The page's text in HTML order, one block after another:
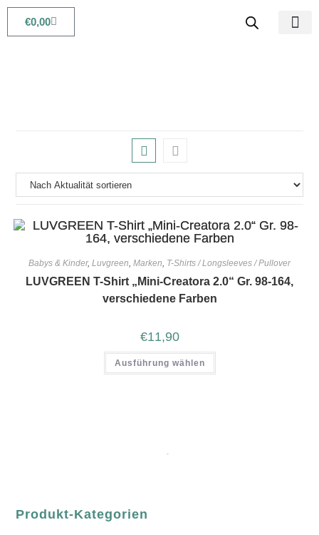
€0,00
Babys & Kinder, Luvgreen, Marken, T-Shirts / Longsleeves / Pullover
LUVGREEN T-Shirt „Mini-Creatora 2.0“ Gr. 98-164,
verschiedene Farben
€11,90
Ausführung wählen
Produkt-Kategorien